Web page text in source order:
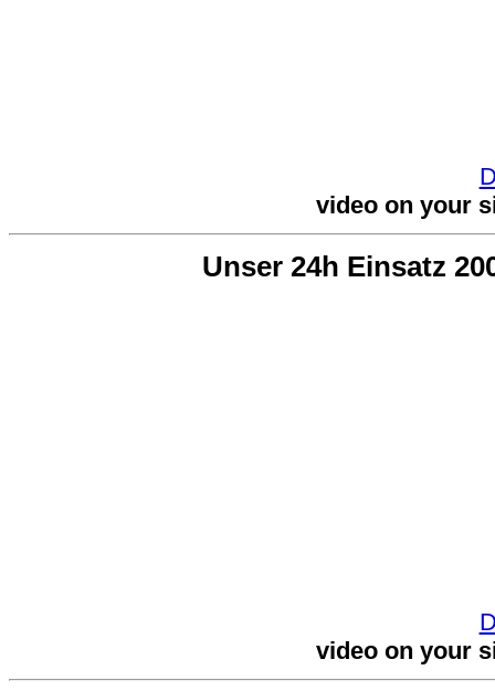
video on your
Unser 24h Einsatz
video on your